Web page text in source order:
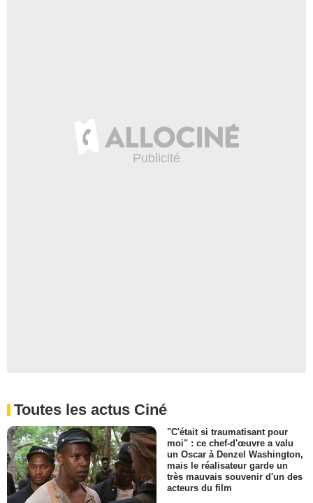
Toutes les actus Ciné
"C'était si traumatisant pour
moi" : ce chef-d'œuvre a valu
un Oscar à Denzel Washington,
mais le réalisateur garde un
très mauvais souvenir d'un des
acteurs du film